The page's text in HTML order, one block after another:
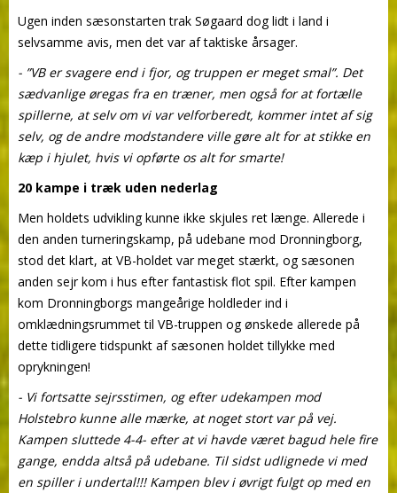
Ugen inden sæsonstarten trak Søgaard dog lidt i land i
selvsamme avis, men det var af taktiske årsager.
- ”VB er svagere end i fjor, og truppen er meget smal”. Det
sædvanlige øregas fra en træner, men også for at fortælle
spillerne, at selv om vi var velforberedt, kommer intet af sig
selv, og de andre modstandere ville gøre alt for at stikke en
kæp i hjulet, hvis vi opførte os alt for smarte!
20 kampe i træk uden nederlag
Men holdets udvikling kunne ikke skjules ret længe. Allerede i
den anden turneringskamp, på udebane mod Dronningborg,
stod det klart, at VB-holdet var meget stærkt, og sæsonen
anden sejr kom i hus efter fantastisk flot spil. Efter kampen
kom Dronningborgs mangeårige holdleder ind i
omklædningsrummet til VB-truppen og ønskede allerede på
dette tidligere tidspunkt af sæsonen holdet tillykke med
oprykningen!
- Vi fortsatte sejrsstimen, og efter udekampen mod
Holstebro kunne alle mærke, at noget stort var på vej.
Kampen sluttede 4-4- efter at vi havde været bagud hele fire
gange, endda altså på udebane. Til sidst udlignede vi med
en spiller i undertal!!! Kampen blev i øvrigt fulgt op med en